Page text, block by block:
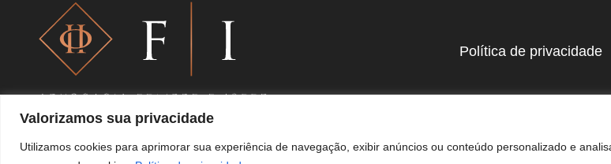
Valorizamos sua privacidade
Utilizamos cookies para aprimorar sua experiência de navegação, exibir anúncios ou conteúdo personalizado e
Política de privacidade